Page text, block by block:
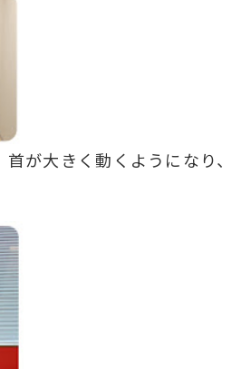
が大きく動くようになり